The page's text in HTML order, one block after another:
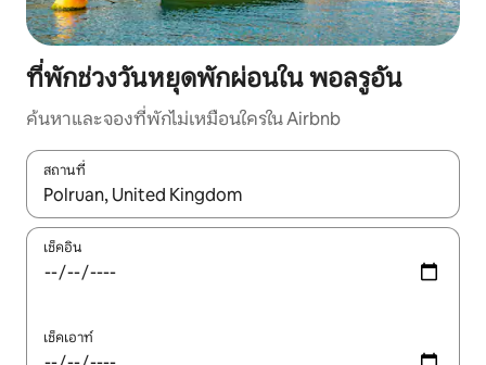
ที่พักช่วงวันหยุดพักผ่อนใน พอลรูอัน
ค้นหาและจองที่พักไม่เหมือนใครใน Airbnb
สถานที่
ใช้ลูกศรขึ้นลง หรือใช้การสัมผัสหรือปัด เพื่อสำรวจผลการค้นหา
เช็คอิน
เช็คเอาท์